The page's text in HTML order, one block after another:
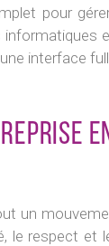
pour
interface full
un
le respect et